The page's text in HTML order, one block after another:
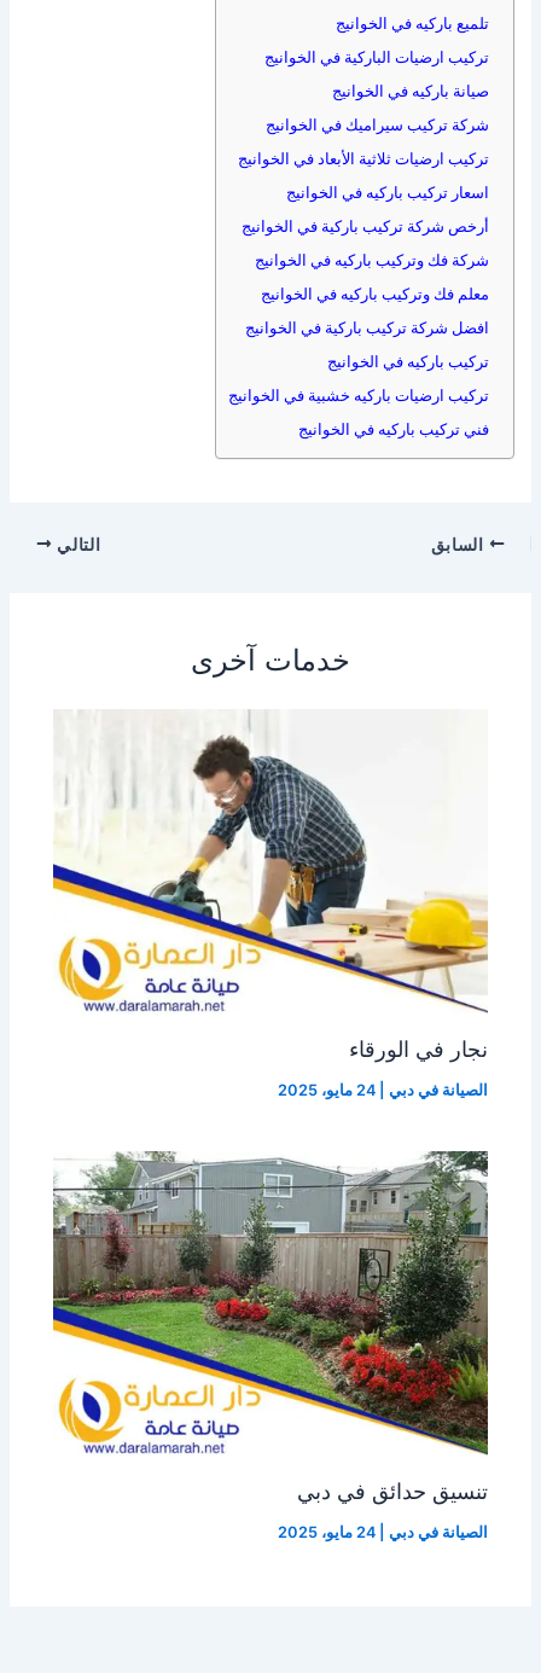
تلميع باركيه في الخوانيج
تركيب ارضيات الباركية في الخوانيج
صيانة باركيه في الخوانيج
شركة تركيب سيراميك في الخوانيج
تركيب ارضيات ثلاثية الأبعاد في الخوانيج
اسعار تركيب باركيه في الخوانيج
أرخص شركة تركيب باركية في الخوانيج
شركة فك وتركيب باركيه في الخوانيج
معلم فك وتركيب باركيه في الخوانيج
افضل شركة تركيب باركية في الخوانيج
تركيب باركيه في الخوانيج
تركيب ارضيات باركيه خشبية في الخوانيج
فني تركيب باركيه في الخوانيج
السابق التالي
خدمات آخرى
نجار في الورقاء
الصيانة في دبي |24 مايو، 2025
تنسيق حدائق في دبي
الصيانة في دبي |24 مايو، 2025